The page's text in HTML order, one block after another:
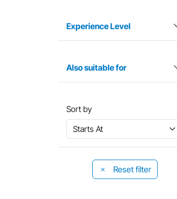
Experience Level
Also suitable for
Sort by
Reset filter